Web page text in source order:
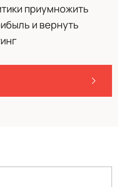
приумножить
и вернуть